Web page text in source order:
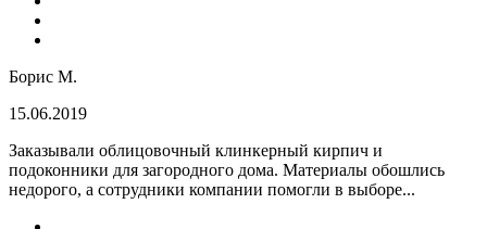
Борис М.
15.06.2019
Заказывали облицовочный клинкерный кирпич и
подоконники для загородного дома. Материалы обошлись
недорого, а сотрудники компании помогли в выборе...